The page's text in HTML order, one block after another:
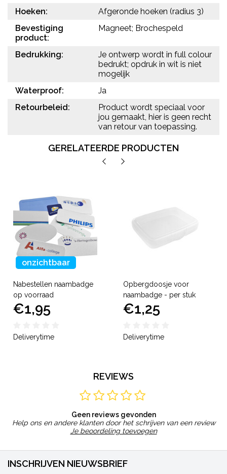
Hoeken:
Afgeronde hoeken (radius 3)
Bevestiging
product:
Magneet; Brochespeld
Bedrukking:
Je ontwerp wordt in full colour
bedrukt; opdruk in wit is niet
mogelijk
Waterproof:
Ja
Retourbeleid:
Product wordt speciaal voor
jou gemaakt, hier is geen recht
van retour van toepassing.
GERELATEERDE PRODUCTEN
onzichtbaar
Nabestellen naambadge
op voorraad
€1,95
Deliverytime
Opbergdoosje voor
naambadge - per stuk
€1,25
Deliverytime
REVIEWS
Geen reviews gevonden
Help ons en andere klanten door het schrijven van een review
Je beoordeling toevoegen
INSCHRIJVEN NIEUWSBRIEF